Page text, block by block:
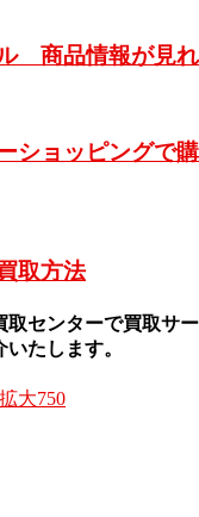
商品情報が見
ショッピングで
取方法
取センターで買取サ
たします。